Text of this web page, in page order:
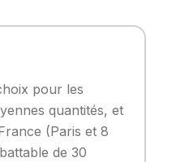
pour les
quantités, et
(Paris et 8
de 30